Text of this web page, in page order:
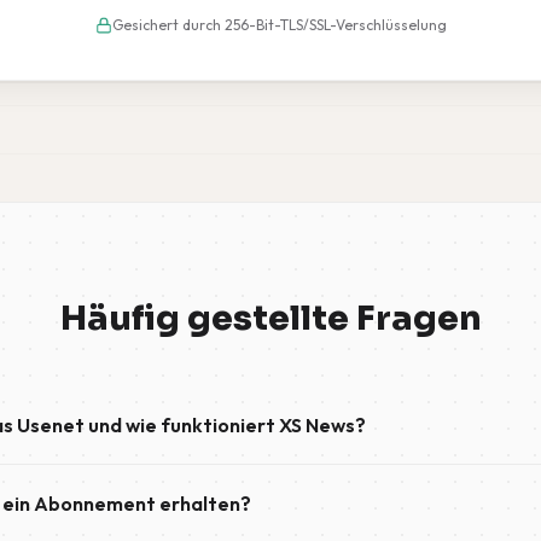
Gesichert durch 256-Bit-TLS/SSL-Verschlüsselung
Häufig gestellte Fragen
Usenet und wie funktioniert XS News?
umfasst. XS News bietet dir einen sicheren und
ein Abonnement erhalten?